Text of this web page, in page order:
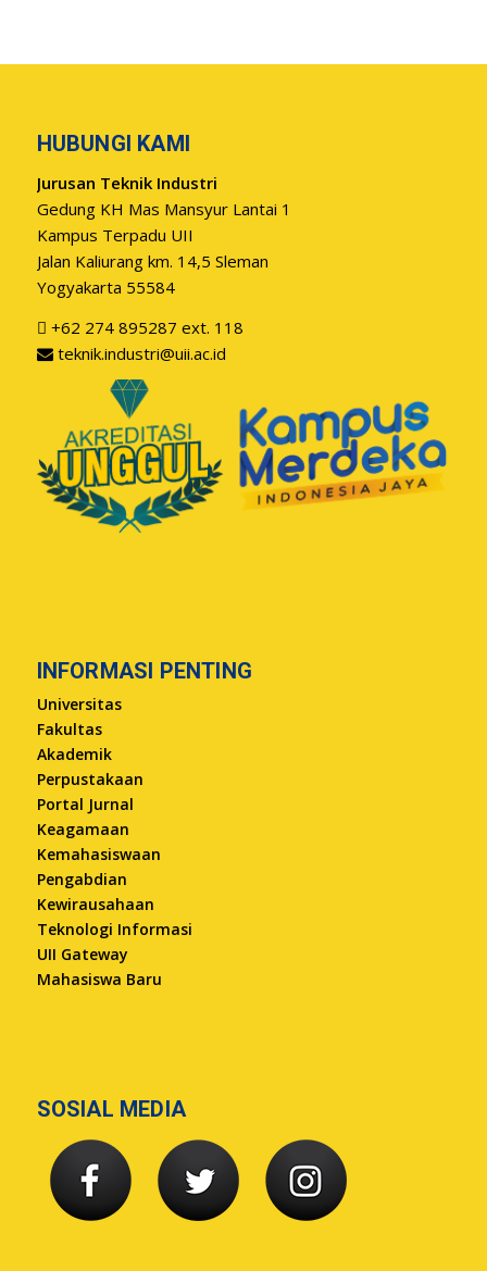
HUBUNGI KAMI
Jurusan Teknik Industri
Gedung KH Mas Mansyur Lantai 1
Kampus Terpadu UII
Jalan Kaliurang km. 14,5 Sleman
Yogyakarta 55584
+62 274 895287 ext. 118
teknik.industri@uii.ac.id
INFORMASI PENTING
Universitas
Fakultas
Akademik
Perpustakaan
Portal Jurnal
Keagamaan
Kemahasiswaan
Pengabdian
Kewirausahaan
Teknologi Informasi
UII Gateway
Mahasiswa Baru
SOSIAL MEDIA